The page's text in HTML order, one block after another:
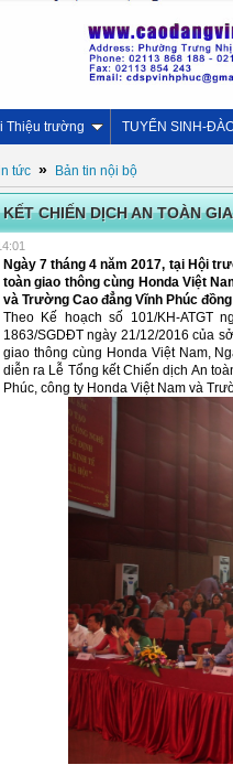
Thiệu trường TUYỂN SINH-
tức » Bản tin nội bộ
CHIẾN DỊCH AN TOÀN
Ngày 7 tháng 4 năm 2017, tại Hội
toàn giao thông cùng Honda Việt
và Trường Cao đẳng Vĩnh Phúc
Theo Kế hoạch số 101/KH-ATGT
1863/SGDĐT ngày 21/12/2016 của
giao thông cùng Honda Việt Nam,
diễn ra Lễ Tổng kết Chiến dịch An
Phúc, công ty Honda Việt Nam và